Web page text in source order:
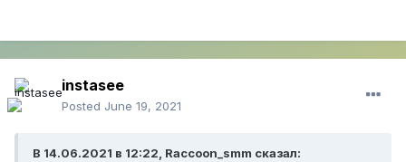
instasee
Posted June 19, 2021
В 14.06.2021 в 12:22, Raccoon_smm сказал: